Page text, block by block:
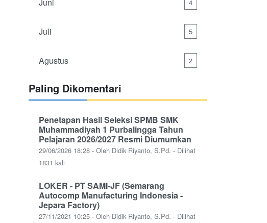
4
Juli 5
Agustus 2
Paling Dikomentari
Penetapan Hasil Seleksi SPMB SMK
Muhammadiyah 1 Purbalingga Tahun
Pelajaran 2026/2027 Resmi Diumumkan
29/06/2026 18:28 - Oleh Didik Riyanto, S.Pd. - Dilihat
1831 kali
LOKER - PT SAMI-JF (Semarang
Autocomp Manufacturing Indonesia -
Jepara Factory)
27/11/2021 10:25 - Oleh Didik Riyanto, S.Pd. - Dilihat